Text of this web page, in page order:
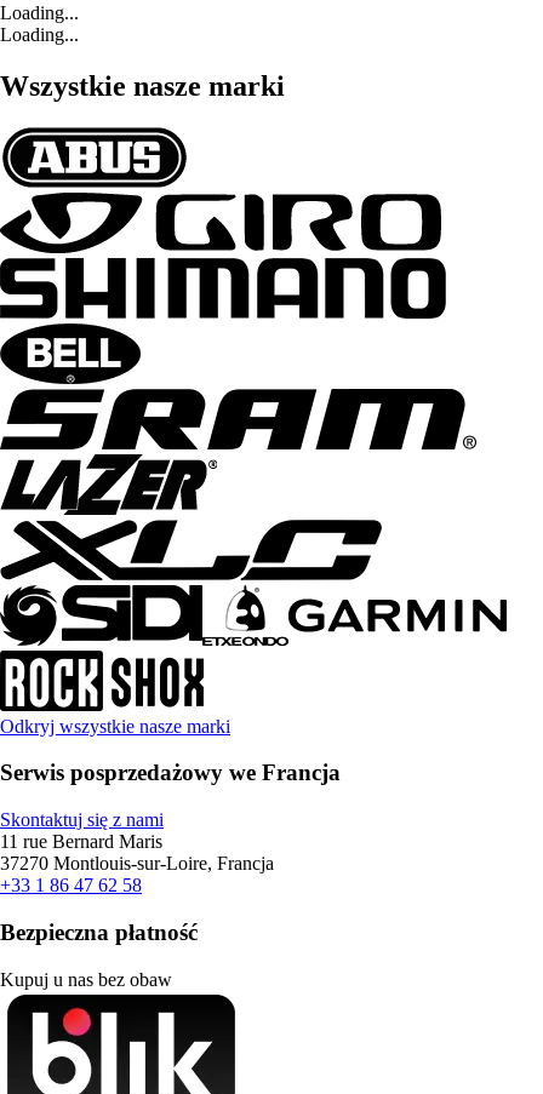
Loading...
Loading...
Wszystkie nasze marki
Odkryj wszystkie nasze marki
Serwis posprzedażowy we Francja
Skontaktuj się z nami
11 rue Bernard Maris
37270 Montlouis-sur-Loire, Francja
+33 1 86 47 62 58
Bezpieczna płatność
Kupuj u nas bez obaw